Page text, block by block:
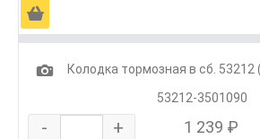
Ä
1
Колодка тормозная в сб. 53212
53212-3501090
- + 1 239 ₽